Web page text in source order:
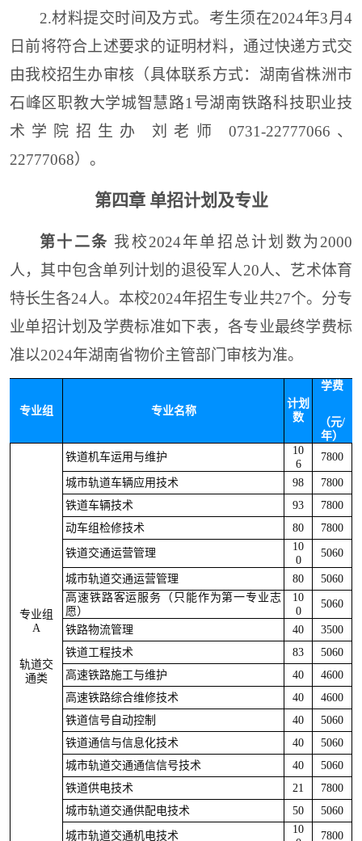
2.材料提交时间及方式。 考生须在2024年3月4
日前将符合上述要求的证明材料，通过快递方式交
由我校招生办审核（具体联系方式：湖南省株洲市
石峰区职教大学城智慧路1号湖南铁路科技职业技
术学院招生办 刘老师 0731-22777066、
22777068）。
第四章 单招计划 及专业
第十二条 我校2024年单招总计划数为 2000
人 ，其中包含单列计划的退役军人20人、艺术体育
特长生各24人。 本校2024年招生专业共27个。 分专
业单招计划及学费标准如下表，各专业最终学费标
准以2024年湖南省物价主管部门审核为准。
专业组 专业名称
计划
数
学费
（元/
年）
专业组
A
轨道交
通类
铁道机车运用与维护
10
6
7800
城市轨道车辆应用技术 98
7800
铁道车辆技术
93
7800
动车组检修技术
80 7800
铁道交通运营管理
10
0
5060
城市轨道交通运营管理 80
5060
高速铁路客运服务（只能作为第一专业志
愿）
10
0
5060
铁路物流管理 40
3500
铁道工程技术
83
5060
高速铁路施工与维护
40
4600
高速铁路综合维修技术
40
4600
铁道信号自动控制
40
5060
铁道通信与信息化技术
40
5060
城市轨道交通通信信号技术
40
5060
铁道供电技术
21
7800
城市轨道交通供配电技术
50 5060
城市轨道交通机电技术
10
7800